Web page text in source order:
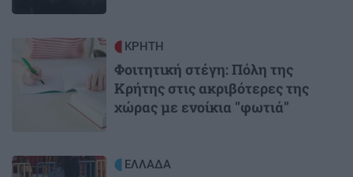
Image ΚΡΗΤΗ
Φοιτητική στέγη: Πόλη της
Κρήτης στις ακριβότερες της
χώρας με ενοίκια "φωτιά"
Image ΕΛΛΑΔΑ